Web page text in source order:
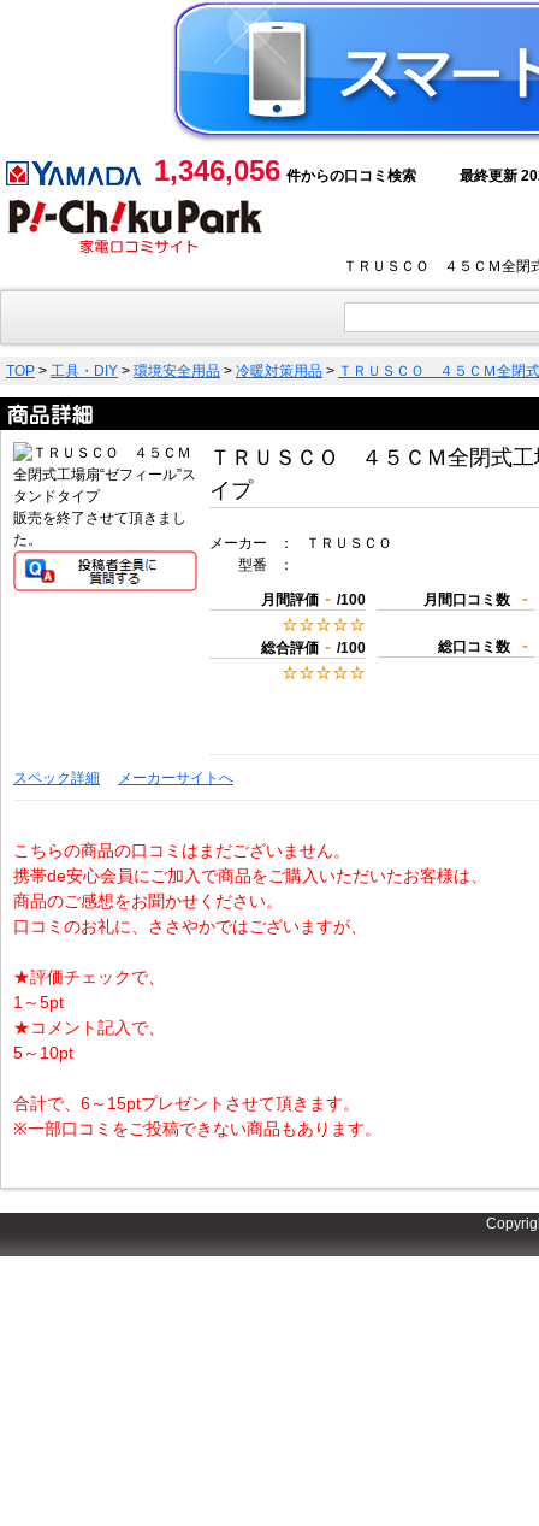
1,346,056 件からの口コミ検索 最終更新
ＴＲＵＳＣＯ ４５ＣＭ全閉
TOP > 工具・DIY > 環境安全用品 > 冷暖対策用品 > ＴＲＵＳＣＯ ４５ＣＭ全閉
販売を終了させて頂きまし
た。
ＴＲＵＳＣＯ ４５ＣＭ全閉式工
イプ
メーカー ：
ＴＲＵＳＣＯ
型番
：
月間評価 - /100
総合評価 - /100
月間口コミ数 -
総口コミ数 -
スペック詳細 メーカーサイトへ
こちらの商品の口コミはまだございません。
携帯de安心会員にご加入で商品をご購入いただいたお客様は、
商品のご感想をお聞かせください。
口コミのお礼に、ささやかではございますが、
★評価チェックで、
1～5pt
★コメント記入で、
5～10pt
合計で、6～15ptプレゼントさせて頂きます。
※一部口コミをご投稿できない商品もあります。